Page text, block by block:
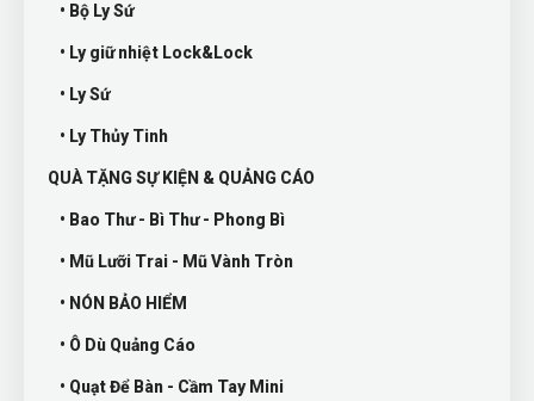
• Bộ Ly Sứ
• Ly giữ nhiệt Lock&Lock
• Ly Sứ
• Ly Thủy Tinh
QUÀ TẶNG SỰ KIỆN & QUẢNG CÁO
• Bao Thư - Bì Thư - Phong Bì
• Mũ Lưỡi Trai - Mũ Vành Tròn
• NÓN BẢO HIỂM
• Ô Dù Quảng Cáo
• Quạt Để Bàn - Cầm Tay Mini